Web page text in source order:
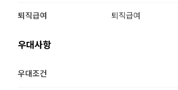
퇴직급여 퇴직급여
우대사항
우대조건